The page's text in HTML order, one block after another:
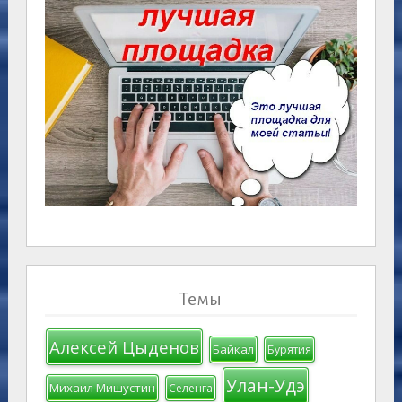
Темы
Алексей Цыденов Байкал Бурятия
Михаил Мишустин Селенга Улан-Удэ